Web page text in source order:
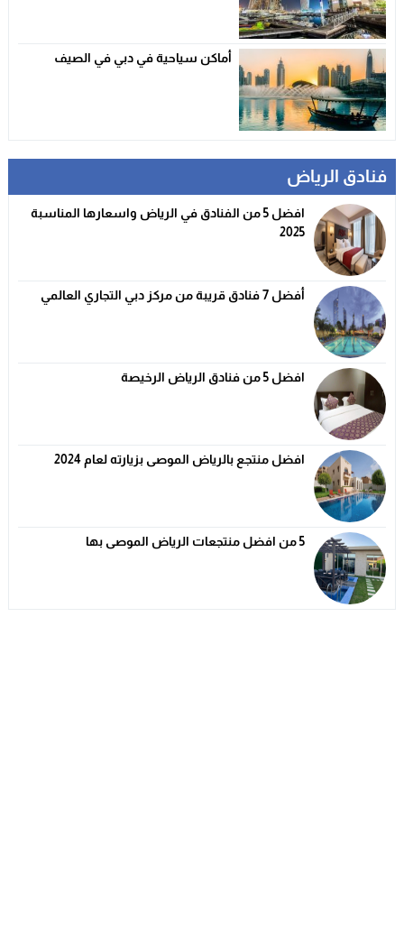
أماكن سياحية في دبي في الصيف
فنادق الرياض
افضل 5 من الفنادق في الرياض واسعارها المناسبة
2025
أفضل 7 فنادق قريبة من مركز دبي التجاري العالمي
افضل 5 من فنادق الرياض الرخيصة
افضل منتجع بالرياض الموصى بزيارته لعام 2024
5 من افضل منتجعات الرياض الموصى بها